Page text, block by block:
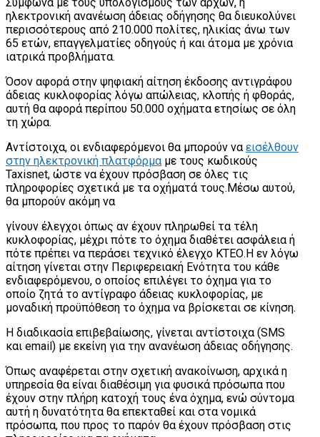
ηλεκτρονική ανανέωση άδειας οδήγησης θα διευκολύνει
περισσότερους από 210.000 πολίτες, ηλικίας άνω των
65 ετών, επαγγελματίες οδηγούς ή και άτομα με χρόνια
ιατρικά προβλήματα.
Όσον αφορά στην ψηφιακή αίτηση έκδοσης αντιγράφου
άδειας κυκλοφορίας λόγω απώλειας, κλοπής ή φθοράς,
αυτή θα αφορά περίπου 50.000 οχήματα ετησίως σε όλη
τη χώρα.
Αντίστοιχα, οι ενδιαφερόμενοι θα μπορούν ναεισέλθουν
στην ηλεκτρονική πλατφόρμα με τους κωδικούς
Taxisnet, ώστε να έχουν πρόσβαση σε όλες τις
πληροφορίες σχετικά με τα οχήματά τους.Μέσω αυτού,
θα μπορούν ακόμη να
γίνουν έλεγχοι όπως αν έχουν πληρωθεί τα τέλη
κυκλοφορίας, μέχρι πότε το όχημα διαθέτει ασφάλεια ή
πότε πρέπει να περάσει τεχνικό έλεγχο ΚΤΕΟ.Η εν λόγω
αίτηση γίνεται στην Περιφερειακή Ενότητα του κάθε
ενδιαφερόμενου, ο οποίος επιλέγει το όχημα για το
οποίο ζητά το αντίγραφο άδειας κυκλοφορίας, με
μοναδική προϋπόθεση το όχημα να βρίσκεται σε κίνηση.
Η διαδικασία επιβεβαίωσης, γίνεται αντίστοιχα (SMS
και email) με εκείνη για την ανανέωση άδειας οδήγησης.
Όπως αναφέρεται στην σχετική ανακοίνωση, αρχικά η
υπηρεσία θα είναι διαθέσιμη για φυσικά πρόσωπα που
έχουν στην πλήρη κατοχή τους ένα όχημα, ενώ σύντομα
αυτή η δυνατότητα θα επεκταθεί και στα νομικά
πρόσωπα, που προς το παρόν θα έχουν πρόσβαση στις